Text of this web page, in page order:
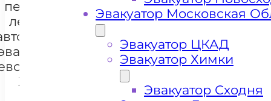
перевозки
легковых
Химки
+7 985 222 99 01
Эвакуатор Московская
Эвакуатор ЦКАД
Эвакуатор Химки
Эвакуатор Сходня